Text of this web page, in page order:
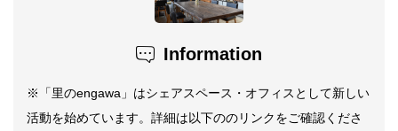
Information
※「里のengawa」はシェアスペース・オフィスとして新しい
活動を始めています。詳細は以下ののリンクをご確認くださ